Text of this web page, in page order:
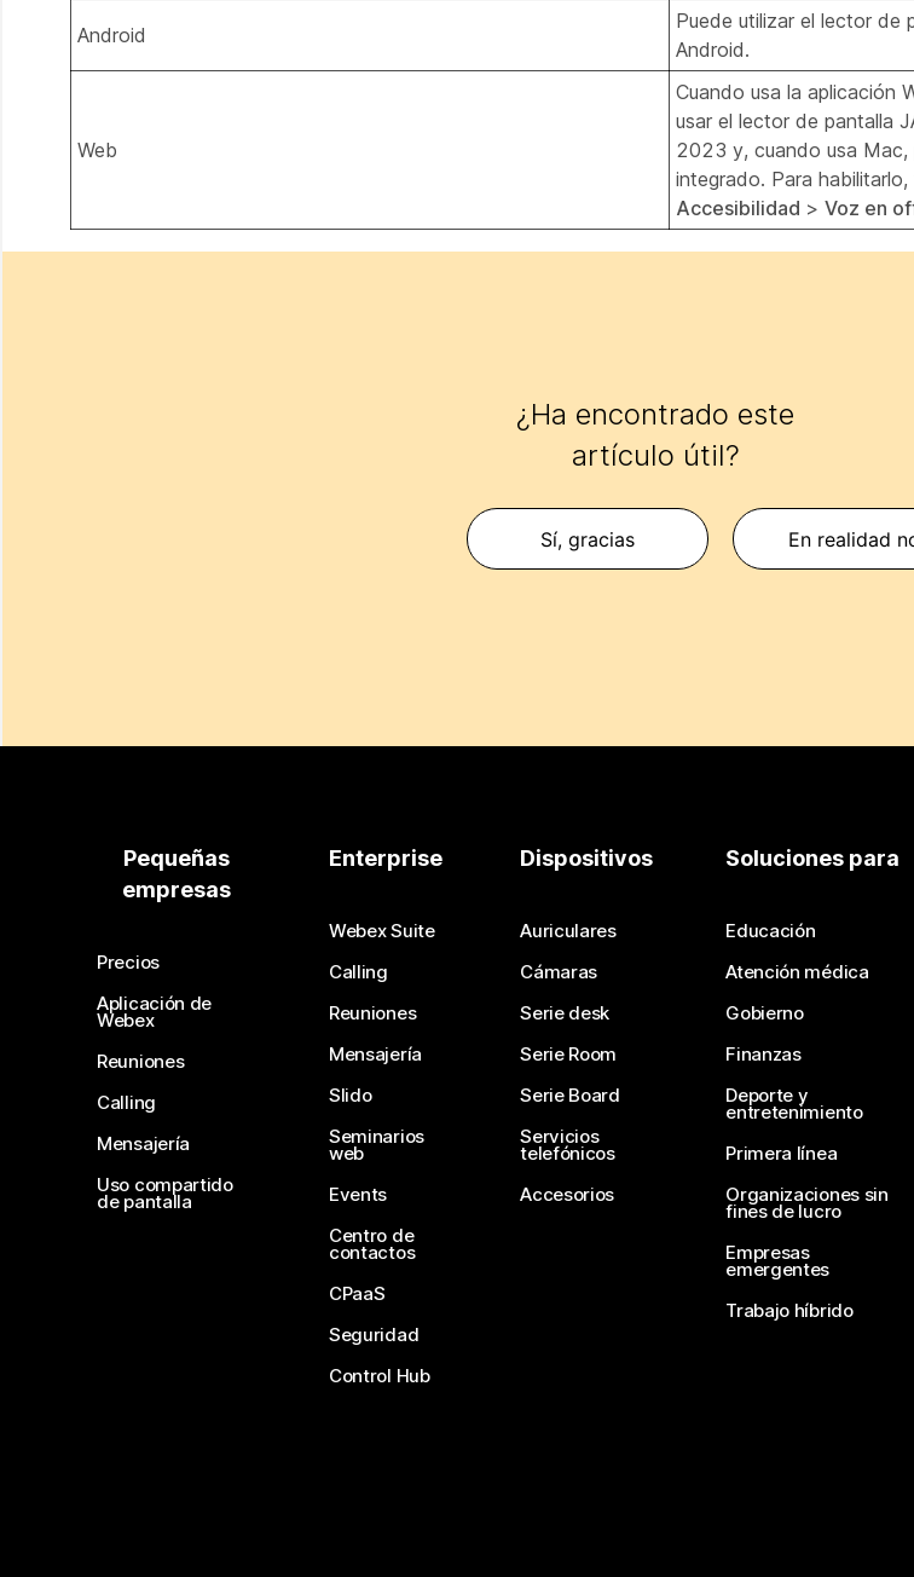
Android
Puede utilizar el lector de
Android.
Web
Cuando usa la aplicación
usar el lector de pantalla
2023 y, cuando usa Mac,
integrado. Para
Accesibilidad > Voz en
¿Ha encontrado este
artículo útil?
Sí, gracias En realidad
Pequeñas
empresas
Precios
Aplicación de
Webex
Reuniones
Calling
Mensajería
Uso compartido
de pantalla
Enterprise
Webex Suite
Calling
Reuniones
Mensajería
Slido
Seminarios
web
Events
Centro de
contactos
CPaaS
Seguridad
Control Hub
Dispositivos
Auriculares
Cámaras
Serie desk
Serie Room
Serie Board
Servicios
telefónicos
Accesorios
Soluciones para
Educación
Atención médica
Gobierno
Finanzas
Deporte y
entretenimiento
Primera línea
Organizaciones sin
fines de lucro
Empresas
emergentes
Trabajo híbrido